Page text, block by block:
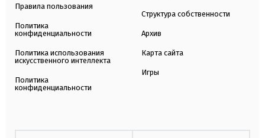
Правила пользования
Политика
конфиденциальности
Политика использования
искусственного интеллекта
Политика
конфиденциальности
Структура собственности
Архив
Карта сайта
Игры